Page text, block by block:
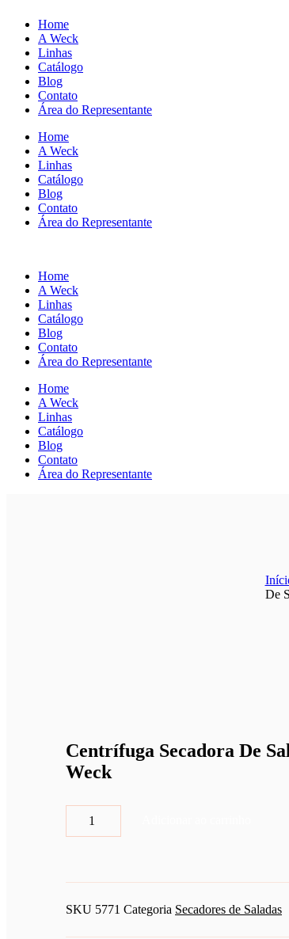
Home
A Weck
Linhas
Catálogo
Blog
Contato
Área do Representante
Home
A Weck
Linhas
Catálogo
Blog
Contato
Área do Representante
Home
A Weck
Linhas
Catálogo
Blog
Contato
Área do Representante
Home
A Weck
Linhas
Catálogo
Blog
Contato
Área do Representante
De
Centrífuga Secadora De
Weck
Secadora
De
25
Weck
SKU 5771 Categoria Secadores de Saladas